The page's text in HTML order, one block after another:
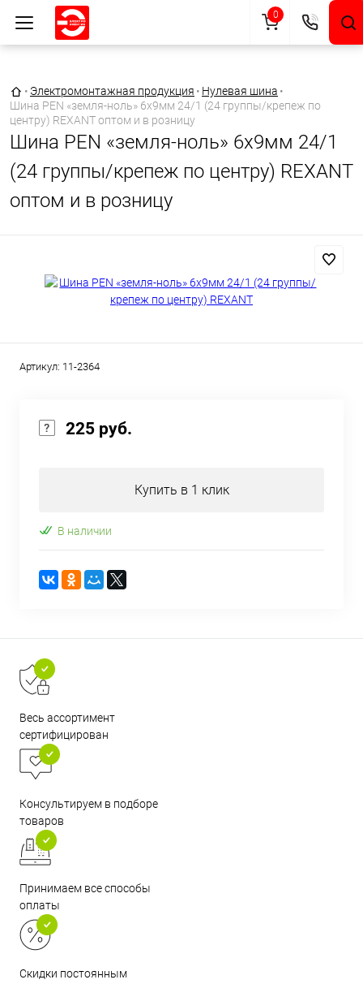
Главная страница
• Электромонтажная продукция • Нулевая шина •
Шина PEN «земля-ноль» 6х9мм 24/1 (24 группы/крепеж по
центру) REXANT оптом и в розницу
Шина PEN «земля-ноль» 6х9мм 24/1
(24 группы/крепеж по центру) REXANT
оптом и в розницу
Артикул: 11-2364
225 руб.
Купить в 1 клик
В наличии
Весь ассортимент
сертифицирован
Консультируем в подборе
товаров
Принимаем все способы
оплаты
Скидки постоянным
0